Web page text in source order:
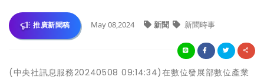
推廣新聞稿 May 08,2024 新聞 新聞時事
(中央社訊息服務20240508 09:14:34)在數位發展部數位產業